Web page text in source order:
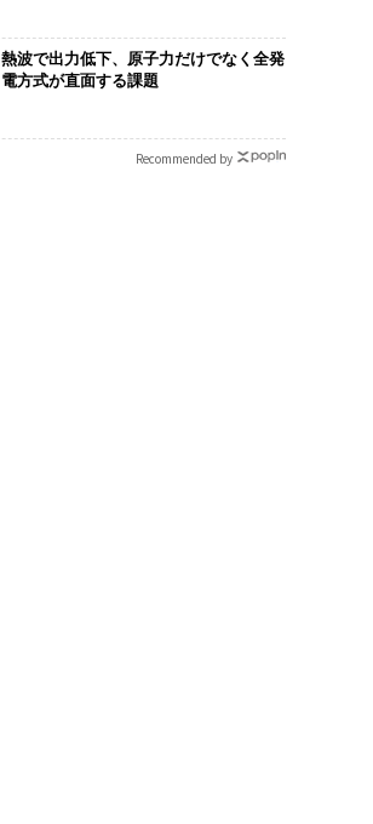
熱波で出力低下、原子力だけでなく全発
電方式が直面する課題
Recommended by